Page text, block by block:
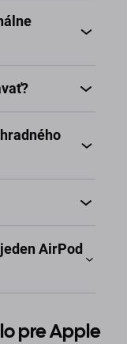
AirPod
pre Apple